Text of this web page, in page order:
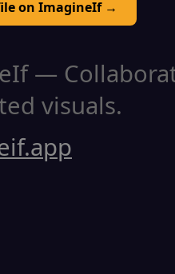
on ImagineIf →
—
visuals.